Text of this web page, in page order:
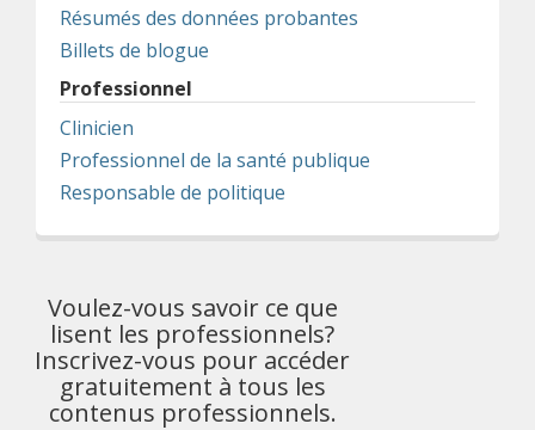
Résumés des données probantes
Billets de blogue
Professionnel
Clinicien
Professionnel de la santé publique
Responsable de politique
Voulez-vous savoir ce que
lisent les professionnels?
Inscrivez-vous pour accéder
gratuitement à tous les
contenus professionnels.